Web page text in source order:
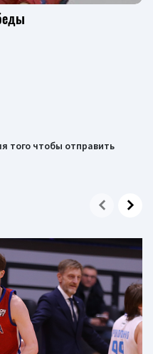
того чтобы отправить